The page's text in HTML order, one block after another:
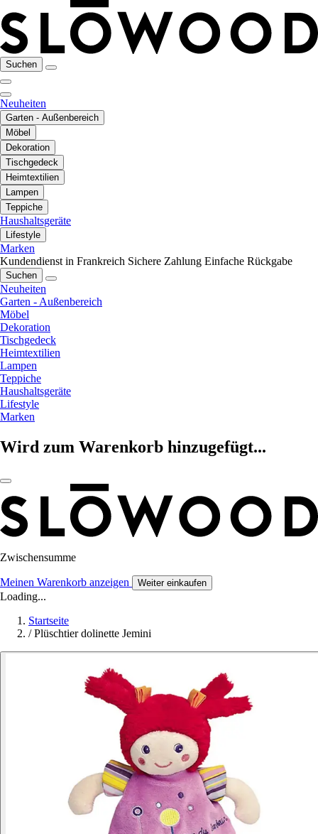
Suchen
Neuheiten
Garten - Außenbereich
Möbel
Dekoration
Tischgedeck
Heimtextilien
Lampen
Teppiche
Haushaltsgeräte
Lifestyle
Marken
Kundendienst in Frankreich Sichere Zahlung Einfache Rückgabe
Suchen
Neuheiten
Garten - Außenbereich
Möbel
Dekoration
Tischgedeck
Heimtextilien
Lampen
Teppiche
Haushaltsgeräte
Lifestyle
Marken
Wird zum Warenkorb hinzugefügt...
Zwischensumme
Meinen Warenkorb anzeigen Weiter einkaufen
Loading...
Startseite
/ Plüschtier dolinette Jemini